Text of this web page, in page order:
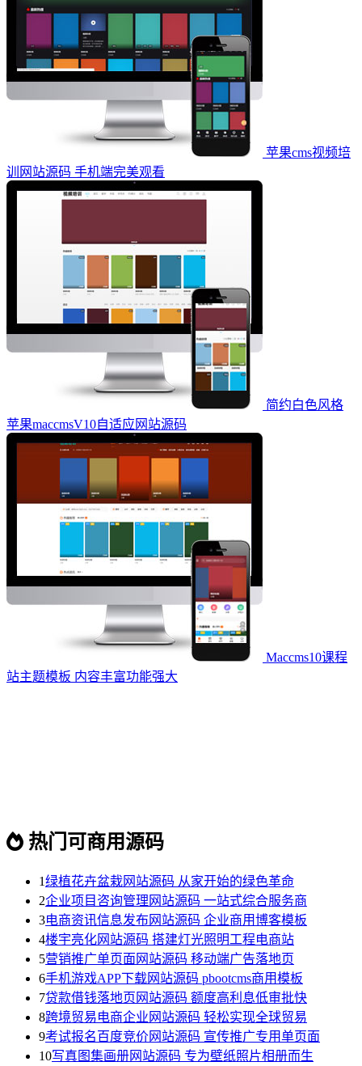
苹果cms视频培
训网站源码 手机端完美观看
简约白色风格
苹果maccmsV10自适应网站源码
Maccms10课程
站主题模板 内容丰富功能强大
热门可商用源码
1绿植花卉盆栽网站源码 从家开始的绿色革命
2企业项目咨询管理网站源码 一站式综合服务商
3电商资讯信息发布网站源码 企业商用博客模板
4楼宇亮化网站源码 搭建灯光照明工程电商站
5营销推广单页面网站源码 移动端广告落地页
6手机游戏APP下载网站源码 pbootcms商用模板
7贷款借钱落地页网站源码 额度高利息低审批快
8跨境贸易电商企业网站源码 轻松实现全球贸易
9考试报名百度竞价网站源码 宣传推广专用单页面
10写真图集画册网站源码 专为壁纸照片相册而生